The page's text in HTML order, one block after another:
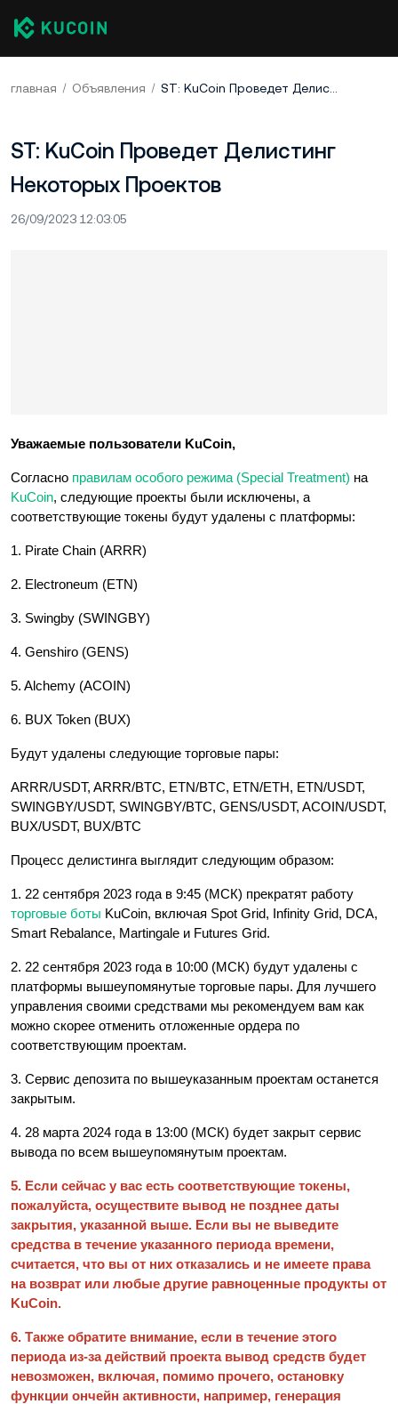
главная Объявления ST: KuCoin Проведет Делистинг Некоторых Проектов
ST: KuCoin Проведет Делистинг
Некоторых Проектов
26/09/2023 12:03:05
Уважаемые пользователи KuCoin,
Согласно правилам особого режима (Special Treatment) на
KuCoin, следующие проекты были исключены, а
соответствующие токены будут удалены с платформы:
1. Pirate Chain (ARRR)
2. Electroneum (ETN)
3. Swingby (SWINGBY)
4. Genshiro (GENS)
5. Alchemy (ACOIN)
6. BUX Token (BUX)
Будут удалены следующие торговые пары:
ARRR/USDT, ARRR/BTC, ETN/BTC, ETN/ETH, ETN/USDT,
SWINGBY/USDT, SWINGBY/BTC, GENS/USDT, ACOIN/USDT,
BUX/USDT, BUX/BTC
Процесс делистинга выглядит следующим образом:
1. 22 сентября 2023 года в 9:45 (МСК) прекратят работу
торговые боты KuCoin, включая Spot Grid, Infinity Grid, DCA,
Smart Rebalance, Martingale и Futures Grid.
2. 22 сентября 2023 года в 10:00 (МСК) будут удалены с
платформы вышеупомянутые торговые пары. Для лучшего
управления своими средствами мы рекомендуем вам как
можно скорее отменить отложенные ордера по
соответствующим проектам.
3. Сервис депозита по вышеуказанным проектам останется
закрытым.
4. 28 марта 2024 года в 13:00 (МСК) будет закрыт сервис
вывода по всем вышеупомянутым проектам.
5. Если сейчас у вас есть соответствующие токены,
пожалуйста, осуществите вывод не позднее даты
закрытия, указанной выше. Если вы не выведите
средства в течение указанного периода времени,
считается, что вы от них отказались и не имеете права
на возврат или любые другие равноценные продукты от
KuCoin.
6. Также обратите внимание, если в течение этого
периода из-за действий проекта вывод средств будет
невозможен, включая, помимо прочего, остановку
функции ончейн активности, например, генерация